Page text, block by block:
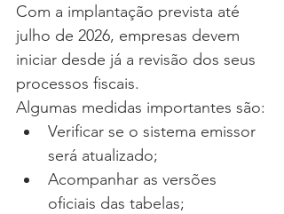
Com a implantação prevista até
julho de 2026, empresas devem
iniciar desde já a revisão dos seus
processos fiscais.
Algumas medidas importantes são:
Verificar se o sistema emissor
será atualizado;
Acompanhar as versões
oficiais das tabelas;